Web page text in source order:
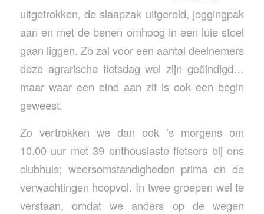
uitgetrokken, de slaapzak uitgerold, joggingpak
aan en met de benen omhoog in een luie stoel
gaan liggen. Zo zal voor een aantal deelnemers
deze agrarische fietsdag wel zijn geëindigd…
maar waar een eind aan zit is ook een begin
geweest.
Zo vertrokken we dan ook ’s morgens om
10.00 uur met 39 enthousiaste fietsers bij ons
clubhuis; weersomstandigheden prima en de
verwachtingen hoopvol. In twee groepen wel te
verstaan, omdat we anders op de wegen